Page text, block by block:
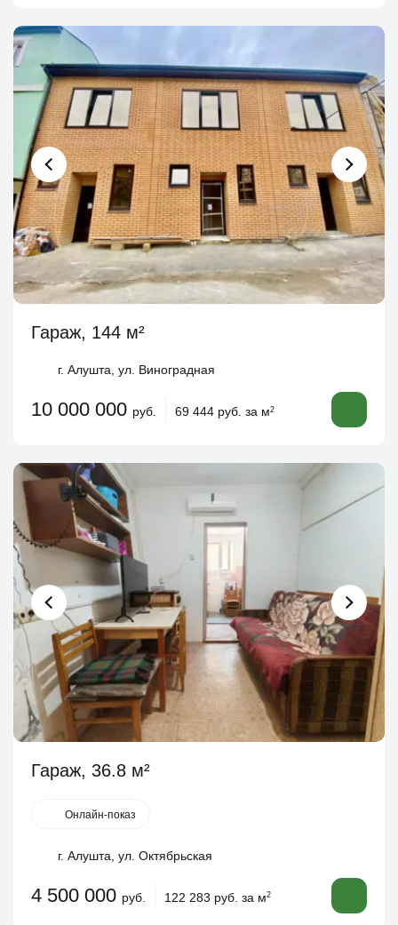
Гараж, 144 м²
г. Алушта, ул. Виноградная
10 000 000 руб. 69 444 руб. за м2
Гараж, 36.8 м²
Онлайн-показ
г. Алушта, ул. Октябрьская
4 500 000 руб. 122 283 руб. за м2